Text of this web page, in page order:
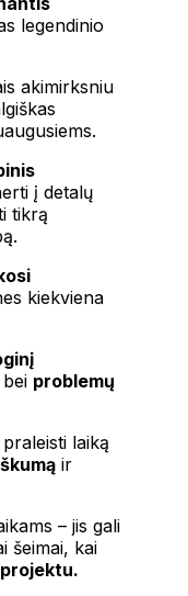
legendinio
akimirksniu
į detalų
tikrą
kiekviena
problemų
laiką
ir
– jis gali
šeimai, kai